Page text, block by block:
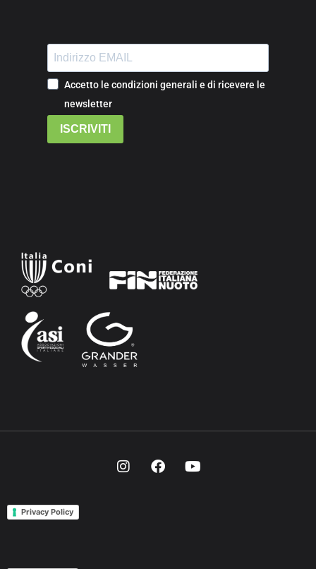
Accetto le condizioni generali e di ricevere le
newsletter
ISCRIVITI
Privacy Policy